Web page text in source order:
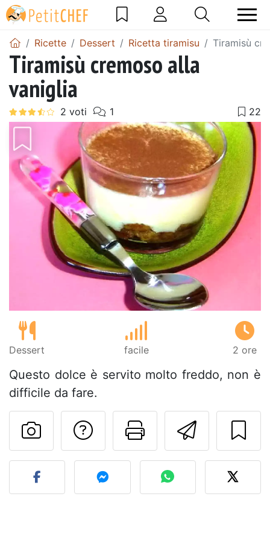
Ricette Dessert Ricetta tiramisu Tiramisù
Tiramisù cremoso alla
vaniglia
Dessert facile 2 ore
Questo dolce è servito molto freddo, non è
difficile da fare.
Invia
Stampa la
Contatta l'autore
Pubblica la foto di